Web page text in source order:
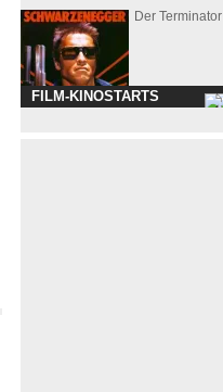
Der Terminator
FILM-KINOSTARTS